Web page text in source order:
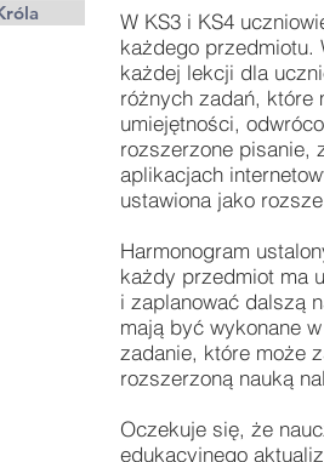
W KS3 i KS4
każdego przedmiotu.
każdej lekcji dla
różnych zadań, które
umiejętności,
rozszerzone pisanie,
aplikacjach
ustawiona jako
Harmonogram
każdy przedmiot ma
i zaplanować dalszą
mają być wykonane
zadanie, które może
rozszerzoną nauką
Oczekuje się, że
edukacyjnego